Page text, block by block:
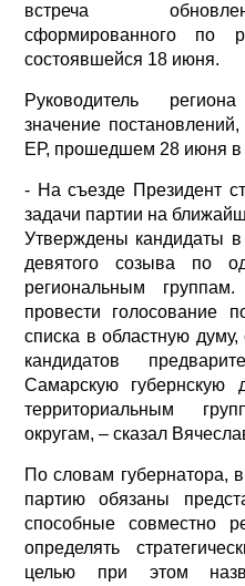
встреча
сформированного по
состоявшейся 18 июня.
Руководитель
значение
ЕР, прошедшем 28 июня в
- На съезде Президент
задачи партии на
Утверждены кандидаты
девятого созыва по
региональным
провести голосование
списка в областную
кандидатов
Самарскую губернскую
территориальным
округам, – сказал
По словам губернатора,
партию обязаны
способные совместно
определять
целью при этом